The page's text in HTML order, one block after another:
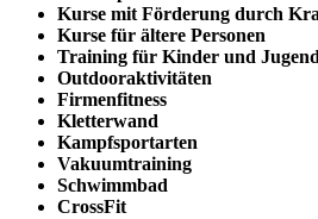
Kurse mit Förderung durch
Kurse für ältere Personen
Training für Kinder und
Outdooraktivitäten
Firmenfitness
Kletterwand
Kampfsportarten
Vakuumtraining
Schwimmbad
CrossFit